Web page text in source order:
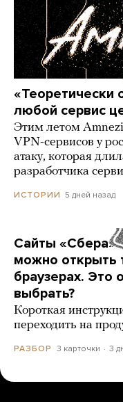
«Теоретически
любой сервис
Этим летом
VPN-сервисов у
атаку, которая
разработчика
ИСТОРИИ 5 дней назад
Сайты «Сбера»
можно открыть
браузерах. Это
выбрать?
Короткая
переходить на
РАЗБОР 3 карточки 3